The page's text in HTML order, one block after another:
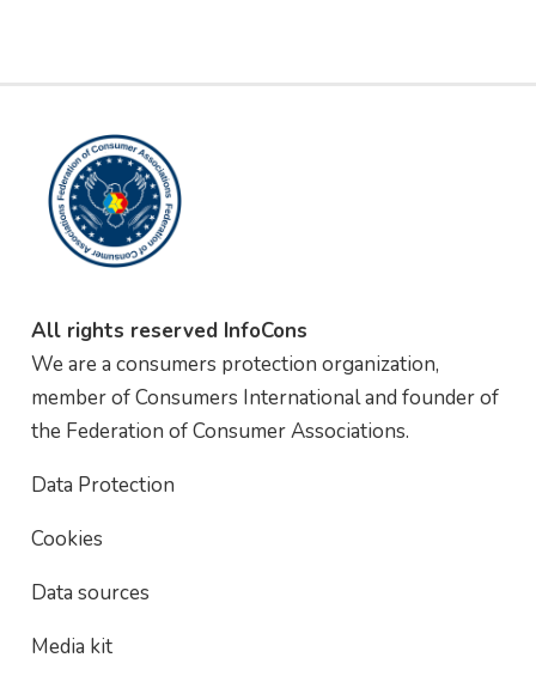
All rights reserved InfoCons
We are a consumers protection organization,
member of Consumers International and founder of
the Federation of Consumer Associations.
Data Protection
Cookies
Data sources
Media kit